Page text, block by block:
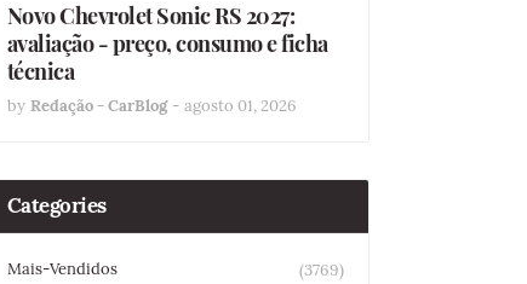
Novo Chevrolet Sonic RS 2027:
avaliação - preço, consumo e ficha
técnica
by Redação - CarBlog - agosto 01, 2026
Categories
Mais-Vendidos
(3769)